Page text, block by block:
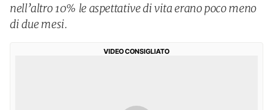
nell’altro 10% le aspettative di vita erano poco meno
di due mesi.
VIDEO CONSIGLIATO